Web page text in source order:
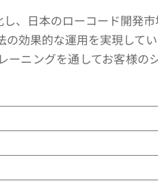
、日本のローコード開発
効果的な運用を実現して
ニングを通してお客様の